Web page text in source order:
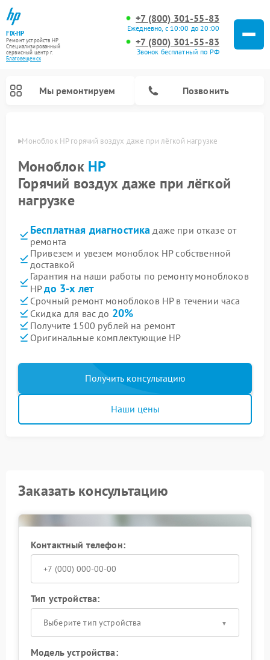
FIX-HP
Ремонт устройств HP
Специализированный
cервисный центр г.
Благовещенск
+7 (800) 301-55-83
Ежедневно, с 10:00 до 20:00
+7 (800) 301-55-83
Звонок бесплатный по РФ
Мы ремонтируем Позвонить
Моноблок HP горячий воздух даже при лёгкой нагрузке
Моноблок HP
Горячий воздух даже при лёгкой
нагрузке
Бесплатная диагностика даже при отказе от
ремонта
Привезем и увезем моноблок HP собственной
доставкой
Гарантия на наши работы по ремонту моноблоков
HPдо 3-х лет
Срочный ремонт моноблоков HP в течении часа
Скидка для вас до 20%
Получите 1500 рублей на ремонт
Оригинальные комплектующие HP
Получить консультацию
Наши цены
Заказать консультацию
Контактный телефон:
Тип устройства:
Выберите тип устройства
Модель устройства: